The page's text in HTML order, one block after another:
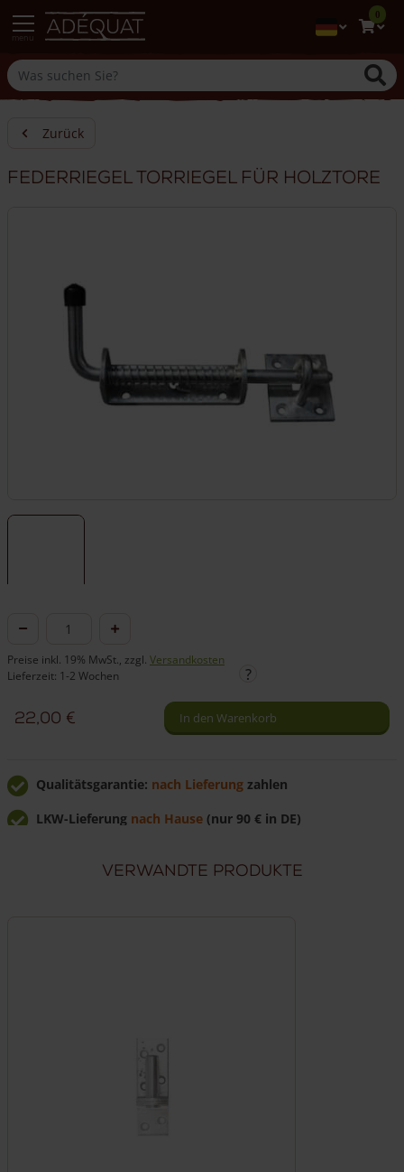
0
Zurück
Federriegel Torriegel für Holztore
Federriegel
für
Menge
Preise inkl. 19% MwSt., zzgl. Versandkosten
Lieferzeit: 1-2 Wochen
22,00 € In den Warenkorb
Qualitätsgarantie: nach Lieferung zahlen
LKW-Lieferung nach Hause (nur 90 € in DE)
Verwandte Produkte